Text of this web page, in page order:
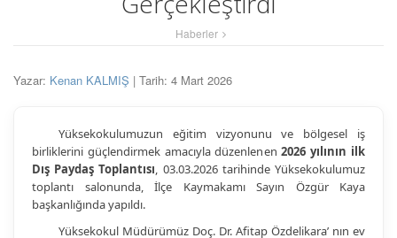
Haberler
Yazar: Kenan KALMIŞ | Tarih: 4 Mart 2026
Yüksekokulumuzun eğitim vizyonunu ve bölgesel iş
birliklerini güçlendirmek amacıyla düzenlenen2026 yılının ilk
Dış Paydaş Toplantısı, 03.03.2026 tarihinde Yüksekokulumuz
toplantı salonunda, İlçe Kaymakamı Sayın Özgür Kaya
başkanlığında yapıldı.
Yüksekokul Müdürümüz Doç. Dr. Afitap Özdelikara’ nın ev